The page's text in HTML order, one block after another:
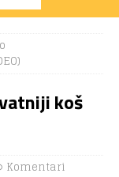
koš
Komentari